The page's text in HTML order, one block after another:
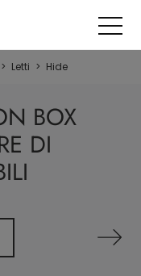
> Letti > Hide
BOX
DI